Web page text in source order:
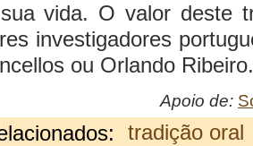
vida. O valor deste
investigadores
ou Orlando Ribeiro.
Apoio de:
tradição oral